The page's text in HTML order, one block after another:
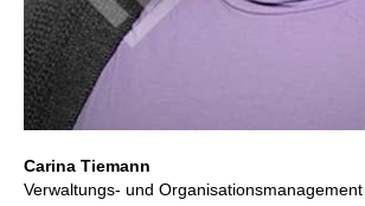
Carina Tiemann
Verwaltungs- und Organisationsmanagement